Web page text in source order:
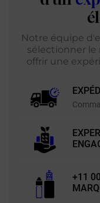
Notre équipe
sélectionner le
offrir une
+11